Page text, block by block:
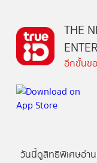
THE
อีกขั้นข
วันนี้ดูสิทธิพิเศษอ่าน